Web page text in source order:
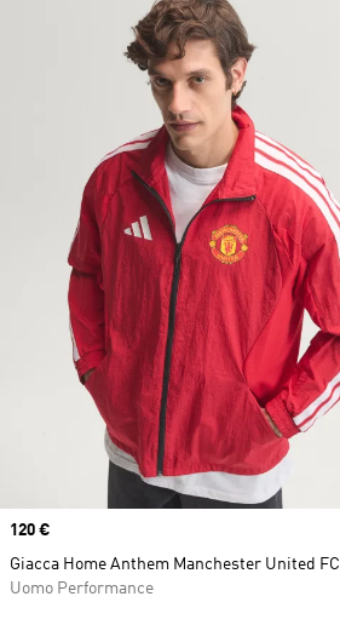
Price
120 €
Giacca Home Anthem Manchester United FC
Uomo Performance